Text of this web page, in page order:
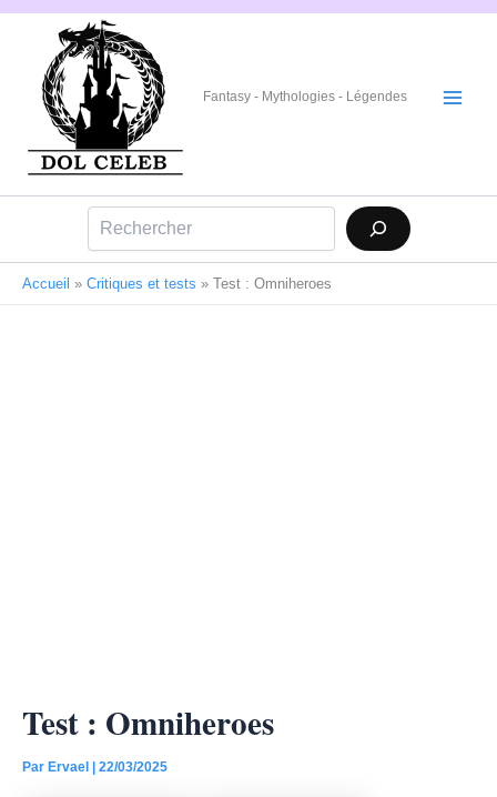
Aller
Fantasy - Mythologies - Légendes
Accueil » Critiques et tests » Test : Omniheroes
Test : Omniheroes
Par Ervael | 22/03/2025